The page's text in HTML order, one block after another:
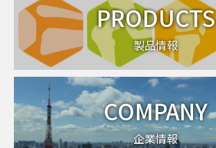
PRODUCTS
製品情報
COMPANY
企業情報